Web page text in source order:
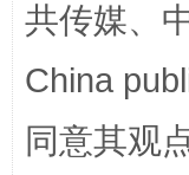
共传媒、
China
同意其观